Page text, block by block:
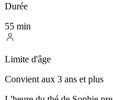
Durée
55 min
Limite d'âge
Convient aux 3 ans et plus